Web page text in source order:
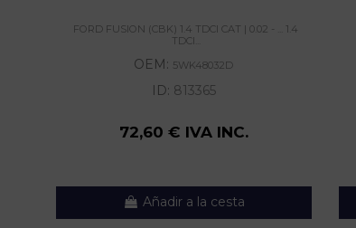
FORD FUSION (CBK) 1.4 TDCI CAT | 0.02 - ... 1.4
TDCI...
OEM: 5WK48032D
ID: 813365
72,60 € IVA INC.
Añadir a la cesta